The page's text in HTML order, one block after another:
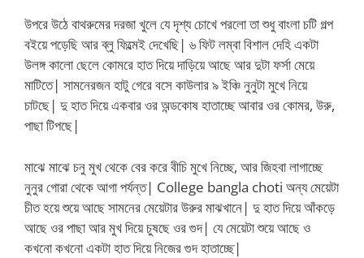
উপরে উঠে বাথরুমের দরজা খুলে যে দৃশ্য চোখে পরলো তা শুধু বাংলা চটি গল্প
বইয়ে পড়েছি আর ব্লু ফিল্মেই দেখেছি| ৬ ফিট লম্বা বিশাল দেহি একটা
উলঙ্গ কালো ছেলে কোমরে হাত দিয়ে দাড়িয়ে আছে আর দুটা ফর্সা মেয়ে
মাটিতে| সামনেরজন হাটু গেরে বসে কাউলার ৯ ইঞ্চি নুনুটা মুখে নিয়ে
চাটছে| দু হাত দিয়ে একবার ওর অন্ডকোষ হাতাচ্ছে আবার ওর কোমর, উরু,
পাছা টিপছে|
মাঝে মাঝে চনু মুখ থেকে বের করে বীচি মুখে নিচ্ছে, আর জিহবা লাগাচ্ছে
নুনুর গোরা থেকে আগা পর্যন্ত| College bangla choti অন্য মেয়েটা
চীত হয়ে শুয়ে আছে সামনের মেয়েটার উরুর মাঝখানে| দু হাত দিয়ে আঁকড়ে
আছে ওর পাছা আর মুখ দিয়ে চুষছে ওর গুদ| যে মেয়েটা শুয়ে আছে ও
কখনো কখনো একটা হাত দিয়ে নিজের গুদ হাতাচ্ছে|